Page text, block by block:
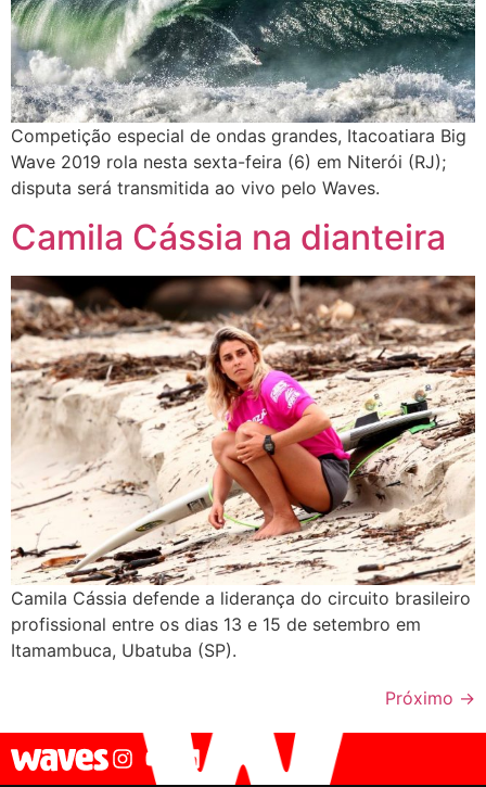
Competição especial de ondas grandes, Itacoatiara Big
Wave 2019 rola nesta sexta-feira (6) em Niterói (RJ);
disputa será transmitida ao vivo pelo Waves.
Camila Cássia na dianteira
Camila Cássia defende a liderança do circuito brasileiro
profissional entre os dias 13 e 15 de setembro em
Itamambuca, Ubatuba (SP).
Próximo →